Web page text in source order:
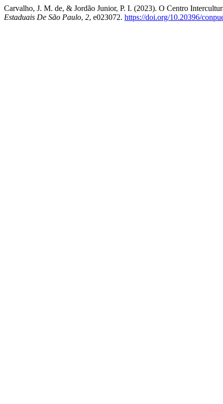
Carvalho, J. M. de, & Jordão Junior, P. I. (2023). O Centro
Estaduais De São Paulo, 2, e023072. https://doi.org/10.20396/